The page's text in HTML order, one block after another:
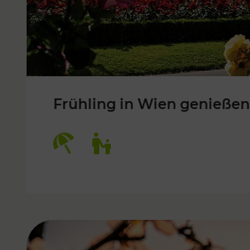
Frühling in Wien genießen